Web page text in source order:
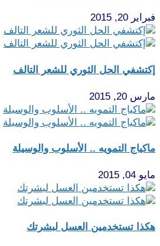
فبراير 20, 2015
إكتشفي الحل الثوري للشعر التالف
مارس 20, 2015
ماكياج التمويه .. الأسلوب والوسيلة
مايو 04, 2015
هكذا تستخدمين العسل لبشرتك